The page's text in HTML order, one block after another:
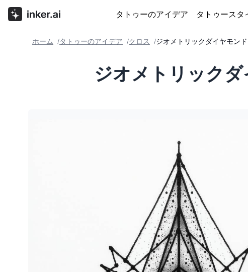
タトゥーのアイデア タトゥースタ
ホーム /タトゥーのアイデア /クロス /ジオメトリックダイヤモン
ジオメトリック